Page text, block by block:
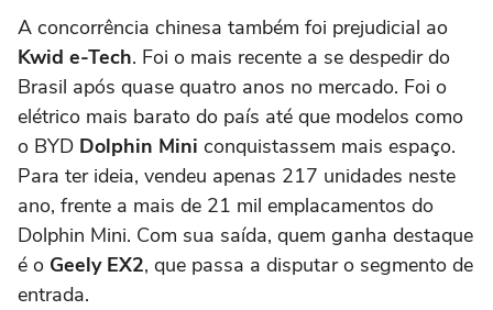
A concorrência chinesa também foi prejudicial ao
Kwid e-Tech. Foi o mais recente a se despedir do
Brasil após quase quatro anos no mercado. Foi o
elétrico mais barato do país até que modelos como
o BYD Dolphin Mini conquistassem mais espaço.
Para ter ideia, vendeu apenas 217 unidades neste
ano, frente a mais de 21 mil emplacamentos do
Dolphin Mini. Com sua saída, quem ganha destaque
é o Geely EX2, que passa a disputar o segmento de
entrada.